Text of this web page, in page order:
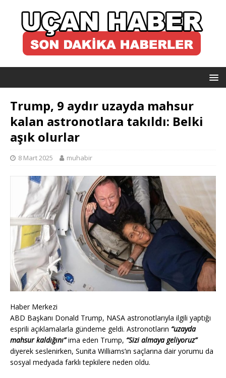
Trump, 9 aydır uzayda mahsur
kalan astronotlara takıldı: Belki
aşık olurlar
8 Mart 2025 muhabir
Haber Merkezi
ABD Başkanı Donald Trump, NASA astronotlarıyla ilgili yaptığı
esprili açıklamalarla gündeme geldi. Astronotların “uzayda
mahsur kaldığını”ima eden Trump, “Sizi almaya geliyoruz”
diyerek seslenirken, Sunita Williams’ın saçlarına dair yorumu da
sosyal medyada farklı tepkilere neden oldu.